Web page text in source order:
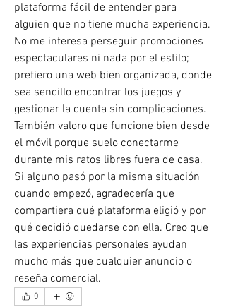
plataforma fácil de entender para
alguien que no tiene mucha experiencia.
No me interesa perseguir promociones
espectaculares ni nada por el estilo;
prefiero una web bien organizada, donde
sea sencillo encontrar los juegos y
gestionar la cuenta sin complicaciones.
También valoro que funcione bien desde
el móvil porque suelo conectarme
durante mis ratos libres fuera de casa.
Si alguno pasó por la misma situación
cuando empezó, agradecería que
compartiera qué plataforma eligió y por
qué decidió quedarse con ella. Creo que
las experiencias personales ayudan
mucho más que cualquier anuncio o
reseña comercial.
0